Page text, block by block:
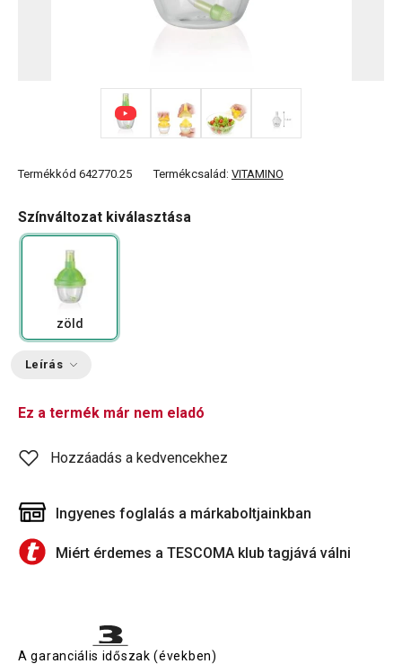
Termékkód 642770.25 Termékcsalád: VITAMINO
Színváltozat kiválasztása
zöld
Leírás
Ez a termék már nem eladó
Hozzáadás a kedvencekhez
Ingyenes foglalás a márkaboltjainkban
Miért érdemes a TESCOMA klub tagjává válni
A garanciális időszak (években)